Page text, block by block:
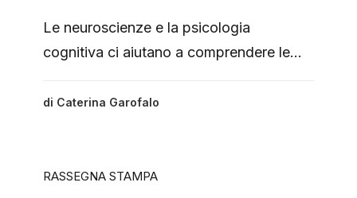
Le neuroscienze e la psicologia
cognitiva ci aiutano a comprendere le…
di Caterina Garofalo
RASSEGNA STAMPA